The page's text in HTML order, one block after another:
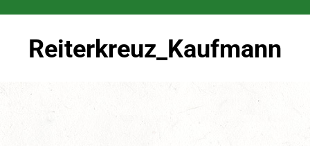
Reiterkreuz_Kaufmann